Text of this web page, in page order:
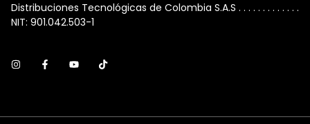
Distribuciones Tecnológicas de Colombia S.A.S . . . . . . . . . . . . .
NIT: 901.042.503-1